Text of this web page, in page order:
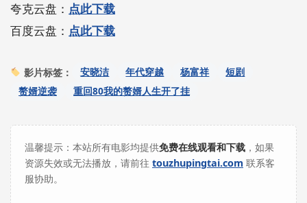
夸克云盘： 点此下载
百度云盘： 点此下载
影片标签： 安晓洁 年代穿越 杨富祥
短剧
赘婿逆袭
重回80我的赘婿人生开了挂
温馨提示：本站所有电影均提供免费在线观看和下载 ，如果
资源失效或无法播放，请前往 touzhupingtai.com 联系客
服协助。